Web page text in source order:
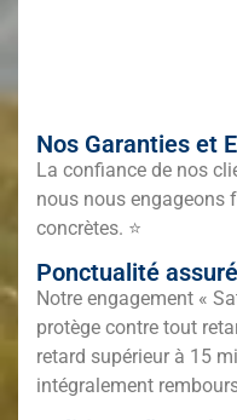
Nos Garanties et
La confiance de nos
nous nous engageons
concrètes. ⭐
Ponctualité
Notre engagement «
protège contre tout
retard supérieur à 15
intégralement